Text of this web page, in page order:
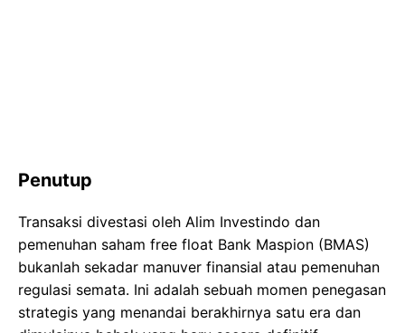
Penutup
Transaksi divestasi oleh Alim Investindo dan
pemenuhan saham free float Bank Maspion (BMAS)
bukanlah sekadar manuver finansial atau pemenuhan
regulasi semata. Ini adalah sebuah momen penegasan
strategis yang menandai berakhirnya satu era dan